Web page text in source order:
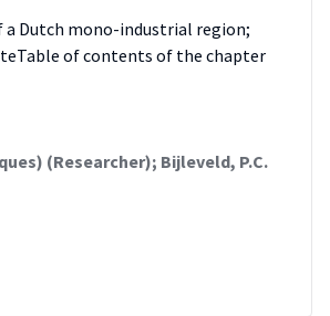
Dutch mono-industrial region;
of contents of the chapter
(Researcher); Bijleveld, P.C.